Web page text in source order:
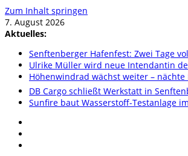
Zum Inhalt springen
7. August 2026
Aktuelles:
Senftenberger Hafenfest: Zwei Tage
Ulrike Müller wird neue Intendantin
Höhenwindrad wächst weiter –
DB Cargo schließt Werkstatt in
Sunfire baut Wasserstoff-Testanlage